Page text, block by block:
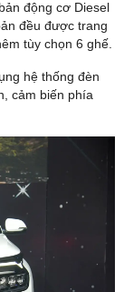
động cơ Diesel
đều được trang
tùy chọn 6 ghế.
hệ thống đèn
cảm biến phía